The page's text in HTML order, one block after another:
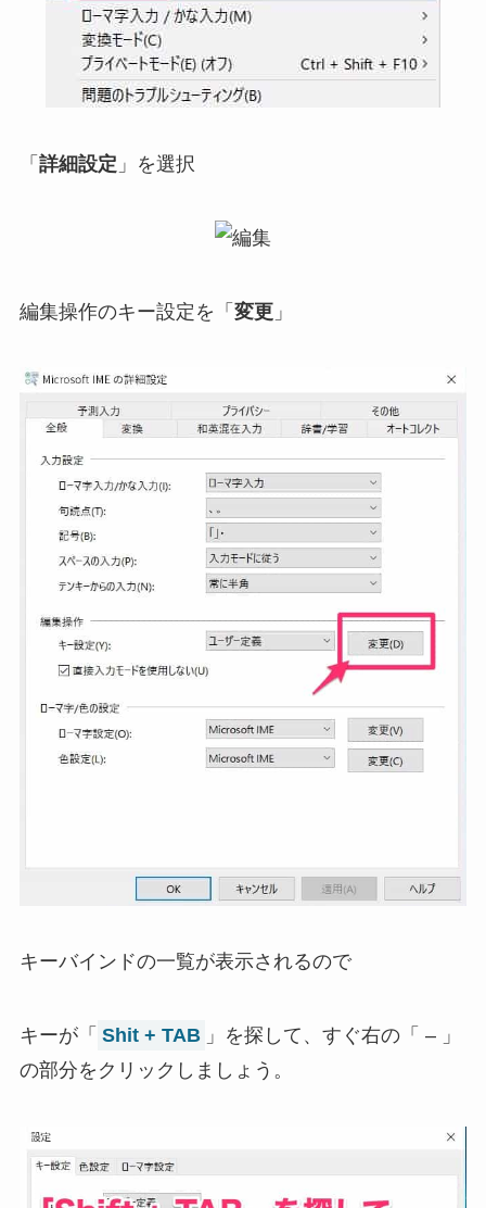
「 詳細設定 」を選択
編集操作のキー設定を「 変更」
キーバインドの一覧が表示されるので
キーが「 Shit + TAB 」を探して、すぐ右の「 – 」
の部分をクリックしましょう。